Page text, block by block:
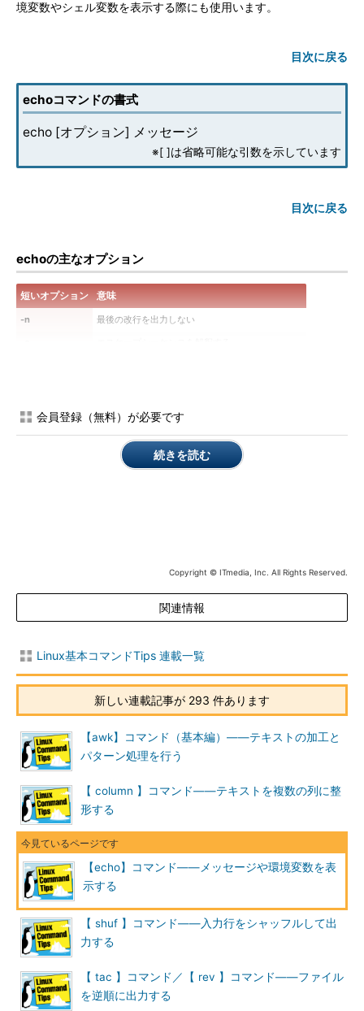
境変数やシェル変数を表示する際にも使用います。
目次に戻る
echoコマンドの書式
echo [オプション] メッセージ
※[ ]は省略可能な引数を示しています
目次に戻る
echoの主なオプション
短いオプション 意味
-n
最後の改行を出力しない
\a アラート（ベル）
改行（フォームフィード＋キャリッジリターン）
\v
垂直タブ
目次に戻る
「echo メッセージ
改行したくない場合は、「-n」オプションを使います。
にある3番目の実行例では、「echo -n」でメッセージを表示
し、続けてreadコマンドを実行しています。
readコマンドはキー入力を1行分受け取るために使うコマンド
です。実行画面では「y（改行）」を入力しました。シェルスク
リプトなどで、入力内容に応じて処理を分岐する際に使用しま
す。
会員登録（無料）が必要です
続きを読む
Copyright © ITmedia, Inc. All Rights Reserved.
関連情報
Linux基本コマンドTips 連載一覧
新しい連載記事が 293 件あります
【awk】コマンド（基本編）――テキストの加工と
パターン処理を行う
【 column 】コマンド――テキストを複数の列に整
形する
【echo】コマンド――メッセージや環境変数を表
示する
【 shuf 】コマンド――入力行をシャッフルして出
力する
【 tac 】コマンド／【 rev 】コマンド――ファイル
を逆順に出力する